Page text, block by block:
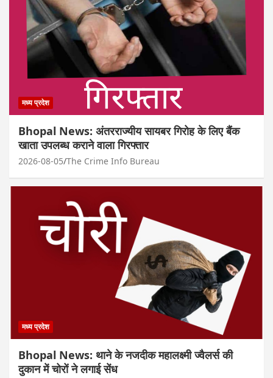
मध्य प्रदेश
Bhopal News: अंतरराज्यीय सायबर गिरोह के लिए बैंक
खाता उपलब्ध कराने वाला गिरफ्तार
2026-08-05 The Crime Info Bureau
मध्य प्रदेश
Bhopal News: थाने के नजदीक महालक्ष्मी ज्वैलर्स की
दुकान में चोरों ने लगाई सेंध